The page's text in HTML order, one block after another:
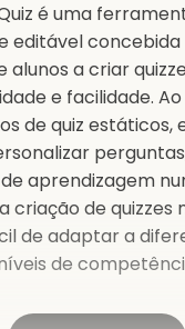
é uma
editável
alunos a criar
e facilidade.
de quiz estáticos,
aprendizagem
criação de quizzes
de adaptar a
de